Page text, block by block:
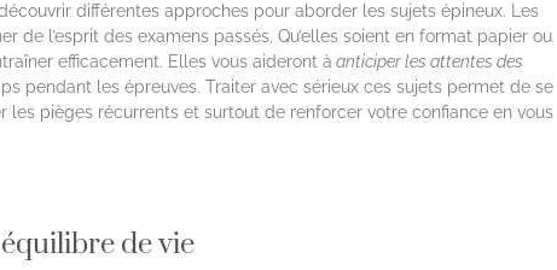
différentes approches pour aborder les sujets épineux. Les
de l’esprit des examens passés. Qu’elles soient en format papier ou
efficacement. Elles vous aideront à anticiper les attentes des
pendant les épreuves. Traiter avec sérieux ces sujets permet de se
les pièges récurrents et surtout de renforcer votre confiance en vous
de vie